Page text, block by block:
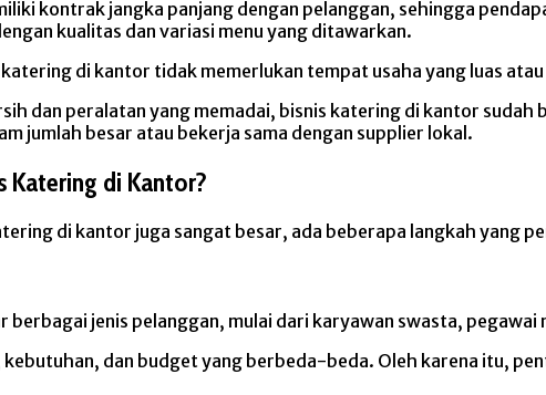
kontrak jangka panjang dengan pelanggan, sehingga
kualitas dan variasi menu yang ditawarkan.
di kantor tidak memerlukan tempat usaha yang luas
dan peralatan yang memadai, bisnis katering di kantor
jumlah besar atau bekerja sama dengan supplier lokal.
Katering di Kantor?
di kantor juga sangat besar, ada beberapa langkah yang
berbagai jenis pelanggan, mulai dari karyawan swasta, pegawai
dan budget yang berbeda-beda. Oleh karena itu,